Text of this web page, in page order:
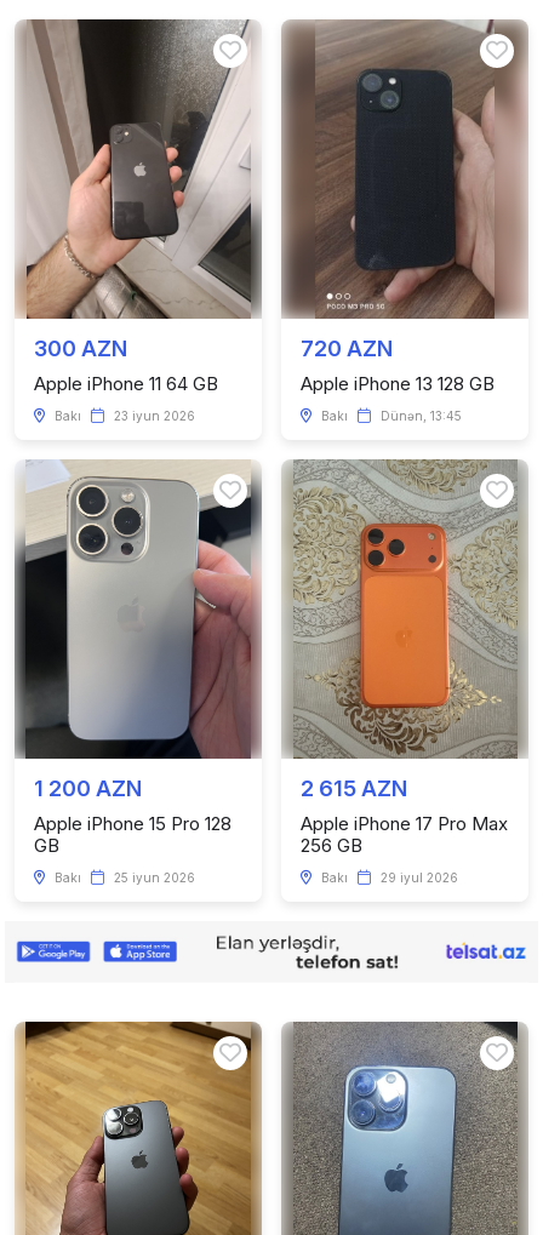
300 AZN
Apple iPhone 11 64 GB
Bakı 23 iyun 2026
720 AZN
Apple iPhone 13 128 GB
Bakı Dünən, 13:45
1 200 AZN
Apple iPhone 15 Pro 128
GB
Bakı 25 iyun 2026
2 615 AZN
Apple iPhone 17 Pro Max
256 GB
Bakı 29 iyul 2026